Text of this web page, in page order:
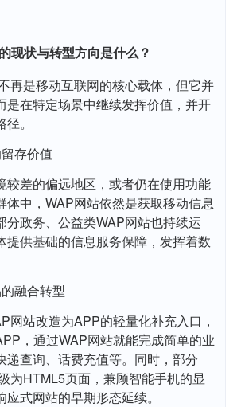
现状与转型方向是什么？
再是移动互联网的核心载体，但它并
是在特定场景中继续发挥价值，并开
。
存价值
较差的偏远地区，或者仍在使用功能
体中，WAP网站依然是获取移动信息
分政务、公益类WAP网站也持续运
提供基础的信息服务保障，发挥着数
融合转型
网站改造为APP的轻量化补充入口，
，通过WAP网站就能完成简单的业
递查询、话费充值等。同时，部分
为HTML5页面，兼顾智能手机的显
式网站的早期形态延续。